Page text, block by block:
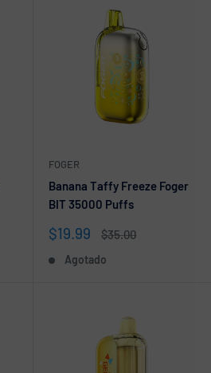
FOGER
Banana Taffy Freeze Foger
BIT 35000 Puffs
Precio
venta
$19.99
Precio
$35.00
Agotado